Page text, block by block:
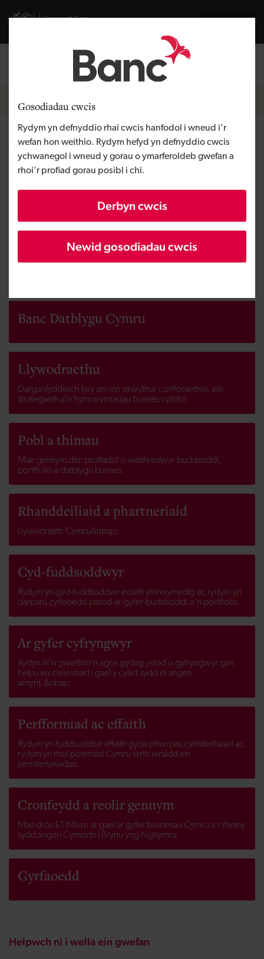
Gosodiadau cwcis
Rydym yn defnyddio rhai cwcis hanfodol i wneud i'r
wefan hon weithio. Rydym hefyd yn defnyddio cwcis
ychwanegol i wneud y gorau o ymarferoldeb gwefan a
rhoi'r profiad gorau posibl i chi.
Derbyn cwcis
Newid gosodiadau cwcis
Visit gov.wales website
Mewngofnodi
Breadcrumb
Hafan
Amdanom ni
ddatgloi potensial economaidd yng
Nghymru a gwella'r economi leol trwy
ddarparu cyllid effeithiol, cynaliadwy.
Banc Datblygu Cymru
Llywodraethu
Darganfyddwch fwy am ein strwythur corfforaethol, ein
strategaeth a'n hymrwymiadau busnes cyfrifol.
Pobl a thimau
Mae gennym dîm profiadol o weithredwyr buddsoddi,
portffolio a datblygu busnes.
Rhanddeiliaid a phartneriaid
Llywodraeth Cymru&nbsp;
Cyd-fuddsoddwyr
Rydym yn gyd-fuddsoddwr ecwiti ymrwymedig ac rydym yn
darparu cyfleoedd parod-ar-gyfer-buddsoddi o'n portffolio.
Ar gyfer cyfryngwyr
Rydyn ni'n gweithio'n agos gydag ystod o gyfryngwyr gan
helpu eu cleientiaid i gael y cyllid sydd ei angen
arnynt.&nbsp;
Perfformiad ac effaith
Rydym yn fuddsoddwr effaith gyda phwrpas cymdeithasol ac
rydym yn rhoi potensial Cymru wrth wraidd ein
penderfyniadau.
Cronfeydd a reolir gennym
Mae dros £1 biliwn ar gael ar gyfer busnesau Cymru a'r rheiny
sydd angen Cymorth i Brynu yng Nghymru.
Gyrfaoedd
Helpwch ni i wella ein gwefan